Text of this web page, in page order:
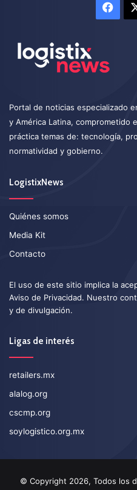
Portal de noticias especializado
y América Latina, comprometido
práctica temas de: tecnología,
normatividad y gobierno.
LogistixNews
Quiénes somos
Media Kit
Contacto
El uso de este sitio implica la
Aviso de Privacidad. Nuestro
y de divulgación.
Ligas de interés
retailers.mx
alalog.org
cscmp.org
soylogistico.org.mx
© Copyright 2026, Todos los